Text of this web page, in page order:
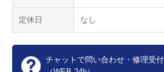
定休日 なし
チャットで問い合わせ・修理受付